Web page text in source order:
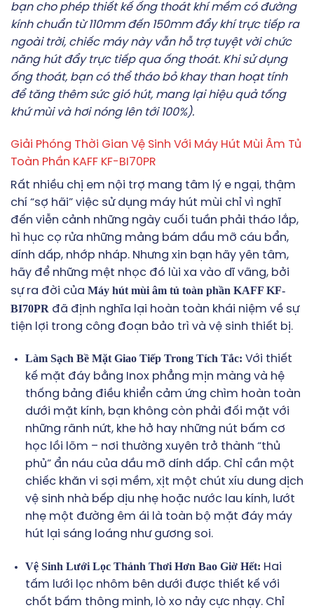
bạn cho phép thiết kế ống thoát khí mềm có đường
kính chuẩn từ 110mm đến 150mm đẩy khí trực tiếp ra
ngoài trời, chiếc máy này vẫn hỗ trợ tuyệt vời chức
năng hút đẩy trực tiếp qua ống thoát. Khi sử dụng
ống thoát, bạn có thể tháo bỏ khay than hoạt tính
để tăng thêm sức gió hút, mang lại hiệu quả tống
khứ mùi và hơi nóng lên tới 100%).
Giải Phóng Thời Gian Vệ Sinh Với Máy Hút Mùi Âm Tủ
Toàn Phần KAFF KF-BI70PR
Rất nhiều chị em nội trợ mang tâm lý e ngại, thậm
chí “sợ hãi” việc sử dụng máy hút mùi chỉ vì nghĩ
đến viễn cảnh những ngày cuối tuần phải tháo lắp,
hì hục cọ rửa những mảng bám dầu mỡ cáu bẩn,
dính dấp, nhớp nháp. Nhưng xin bạn hãy yên tâm,
hãy để những mệt nhọc đó lùi xa vào dĩ vãng, bởi
sự ra đời của Máy hút mùi âm tủ toàn phần KAFF KF-
BI70PR đã định nghĩa lại hoàn toàn khái niệm về sự
tiện lợi trong công đoạn bảo trì và vệ sinh thiết bị.
Làm Sạch Bề Mặt Giao Tiếp Trong Tích Tắc: Với thiết
kế mặt đáy bằng Inox phẳng mịn màng và hệ
thống bảng điều khiển cảm ứng chìm hoàn toàn
dưới mặt kính, bạn không còn phải đối mặt với
những rãnh nứt, khe hở hay những nút bấm cơ
học lồi lõm – nơi thường xuyên trở thành “thủ
phủ” ẩn náu của dầu mỡ dính dấp. Chỉ cần một
chiếc khăn vi sợi mềm, xịt một chút xíu dung dịch
vệ sinh nhà bếp dịu nhẹ hoặc nước lau kính, lướt
nhẹ một đường êm ái là toàn bộ mặt đáy máy
hút lại sáng loáng như gương soi.
Vệ Sinh Lưới Lọc Thảnh Thơi Hơn Bao Giờ Hết: Hai
tấm lưới lọc nhôm bên dưới được thiết kế với
chốt bấm thông minh, lò xo nảy cực nhạy. Chỉ